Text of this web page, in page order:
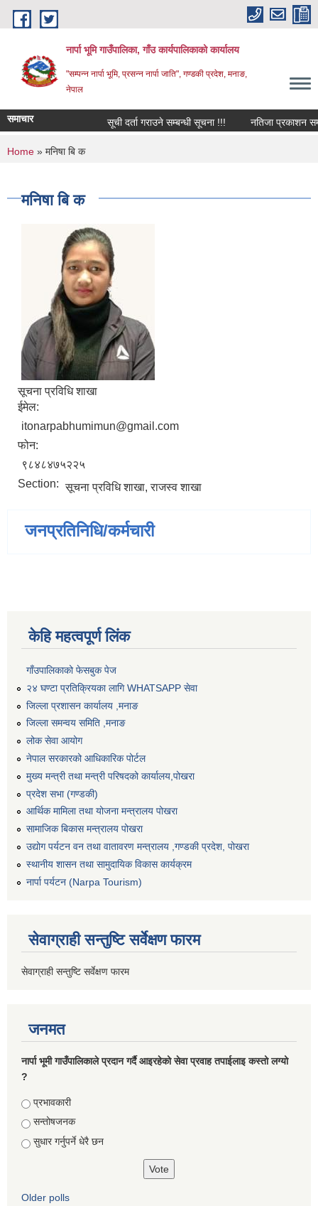
Skip to main content
नार्पा भूमि गाउँपालिका, गाँउ कार्यपालिकाको कार्यालय
"सम्पन्न नार्पा भूमि, प्रसन्न नार्पा जाति", गण्डकी प्रदेश, मनाङ,
नेपाल
समाचार सूची दर्ता गराउने सम्बन्धी सूचना !!! नतिजा प्रकाशन
You are here
Home » मनिषा बि क
मनिषा बि क
सूचना प्रविधि शाखा
ईमेल:
itonarpabhumimun@gmail.com
फोन:
९८४८४७५२२५
Section: सूचना प्रविधि शाखा, राजस्व शाखा
जनप्रतिनिधि/कर्मचारी
केहि महत्वपूर्ण लिंक
गाँउपालिकाको फेसबुक पेज
२४ घण्टा प्रतिक्रियका लागि WHATSAPP सेवा
जिल्ला प्रशासन कार्यालय ,मनाङ
जिल्ला समन्वय समिति ,मनाङ
लोक सेवा आयोग
नेपाल सरकारको आधिकारिक पोर्टल
मुख्य मन्त्री तथा मन्त्री परिषदको कार्यालय,पोखरा
प्रदेश सभा (गण्डकी)
आर्थिक मामिला तथा योजना मन्त्रालय पोखरा
सामाजिक बिकास मन्त्रालय पोखरा
उद्योग पर्यटन वन तथा वातावरण मन्त्रालय ,गण्डकी प्रदेश, पोखरा
स्थानीय शासन तथा सामुदायिक विकास कार्यक्रम
नार्पा पर्यटन (Narpa Tourism)
सेवाग्राही सन्तुष्टि सर्वेक्षण फारम
सेवाग्राही सन्तुष्टि सर्वेक्षण फारम
जनमत
नार्पा भूमी गाउँपालिकाले प्रदान गर्दै आइरहेको सेवा प्रवाह तपाईलाइ कस्तो लग्यो
?
Choices
प्रभावकारी
सन्तोषजनक
सुधार गर्नुपर्ने धेरै छन
Older polls